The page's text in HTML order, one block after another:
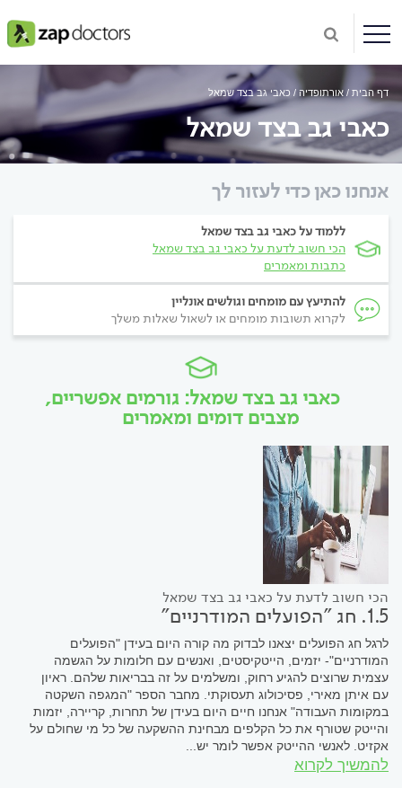
דף הבית אורתופדיה כאבי גב בצד שמאל
כאבי גב בצד שמאל
אנחנו כאן כדי לעזור לך
ללמוד על כאבי גב בצד שמאל
הכי חשוב לדעת על כאבי גב בצד שמאל
כתבות ומאמרים
להתיעץ עם מומחים וגולשים אונליין
לקרוא תשובות מומחים או לשאול שאלות משלך
כאבי גב בצד שמאל: גורמים אפשריים,
מצבים דומים ומאמרים
הכי חשוב לדעת על כאבי גב בצד שמאל
1.5. חג "הפועלים המודרניים"
לרגל חג הפועלים יצאנו לבדוק מה קורה היום בעידן "הפועלים
המודרניים"- יזמים, הייטקיסטים, ואנשים עם חלומות על הגשמה
עצמית שרוצים להגיע רחוק, ומשלמים על זה בבריאות שלהם. ראיון
עם איתן מאירי, פסיכולוג תעסוקתי. מחבר הספר "המגפה השקטה
במקומות העבודה" אנחנו חיים היום בעידן של תחרות, קריירה, יזמות
והייטק שטורף את כל הקלפים מבחינת ההשקעה של כל מי שחולם על
אקזיט. לאנשי ההייטק אפשר לומר יש...
להמשיך לקרוא